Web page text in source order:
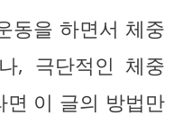
동을 하면서 체중
, 극단적인 체중
면 이 글의 방법만